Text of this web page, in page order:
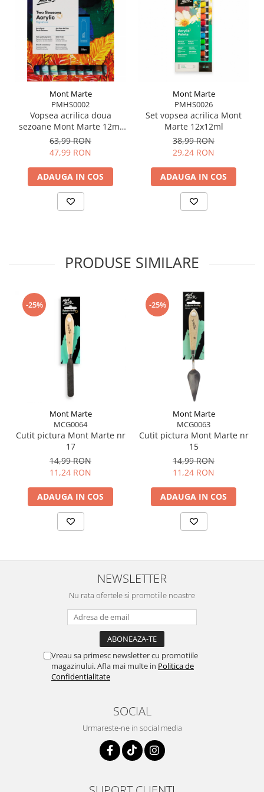
Tehnici de scraping, blending și layering
Potrivite pentru proiecte artistice diverse, de la
studiu la lucrări finale
Pot fi utilizate împreună cu seturi de vopsea
acrilică pentru rezultate variate și control asupra
consistenței și texturii culorii:
https://www.re-creativ.ro/pictura-grafica/pmhs0026-set-vopsea-
acrilica-mont-marte-12x12ml.html
Mont Marte
PMHS0002
Vopsea acrilica doua
sezoane Mont Marte 12ml
18buc/set
63,99 RON
47,99 RON
ADAUGA IN COS
Mont Marte
PMHS0026
Set vopsea acrilica Mont
Marte 12x12ml
38,99 RON
29,24 RON
ADAUGA IN COS
PRODUSE SIMILARE
-25%
Mont Marte
MCG0064
Cutit pictura Mont Marte nr
17
14,99 RON
11,24 RON
ADAUGA IN COS
-25%
Mont Marte
MCG0063
Cutit pictura Mont Marte nr
15
14,99 RON
11,24 RON
ADAUGA IN COS
NEWSLETTER
Nu rata ofertele si promotiile noastre
Vreau sa primesc newsletter cu promotiile
magazinului. Afla mai multe in Politica de
Confidentialitate
SOCIAL
Urmareste-ne in social media